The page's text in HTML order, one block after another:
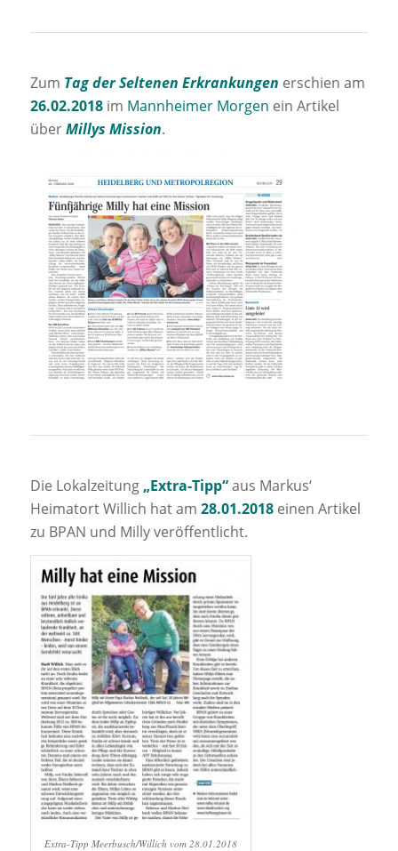
Zum Tag der Seltenen Erkrankungen erschien am
26.02.2018im Mannheimer Morgen ein Artikel
überMillys Mission.
Die Lokalzeitung „Extra-Tipp“aus Markus‘
Heimatort Willich hat am 28.01.2018einen Artikel
zu BPAN und Milly veröffentlicht.
Extra-Tipp Meerbusch/Willich vom 28.01.2018